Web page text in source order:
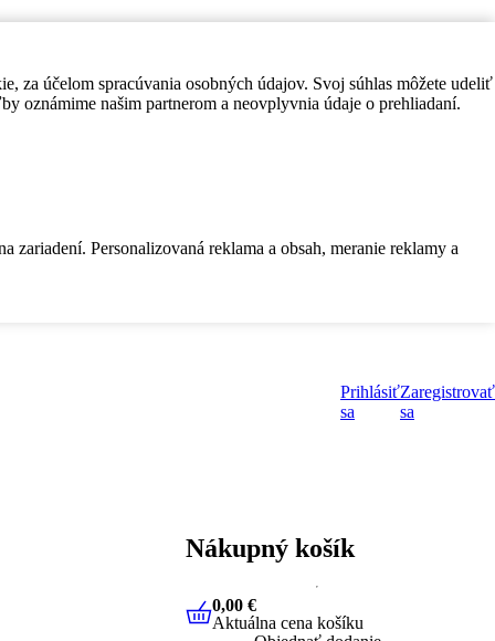
za účelom spracúvania osobných údajov. Svoj súhlas môžete udeliť
oznámime našim partnerom a neovplyvnia údaje o prehliadaní.
Personalizovaná reklama a obsah, meranie reklamy a
Prihlásiť
sa
Zaregistrovať
sa
Nákupný košík
0,00 €Aktuálna cena košíku
0,00 €
Aktuálna cena košíku